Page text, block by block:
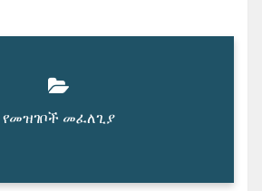
የመዝገቦች መፈለጊያ